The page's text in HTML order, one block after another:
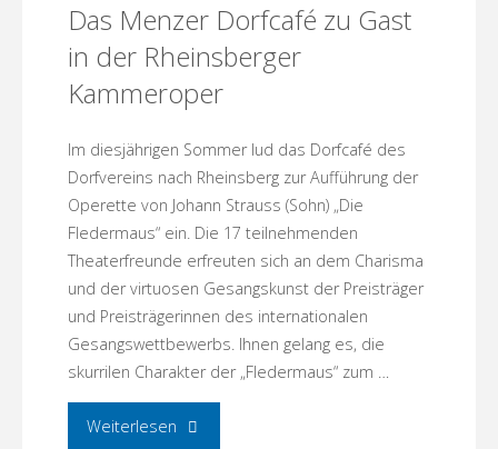
Glienicke"
Das Menzer Dorfcafé zu Gast
in der Rheinsberger
Kammeroper
Im diesjährigen Sommer lud das Dorfcafé des
Dorfvereins nach Rheinsberg zur Aufführung der
Operette von Johann Strauss (Sohn) „Die
Fledermaus“ ein. Die 17 teilnehmenden
Theaterfreunde erfreuten sich an dem Charisma
und der virtuosen Gesangskunst der Preisträger
und Preisträgerinnen des internationalen
Gesangswettbewerbs. Ihnen gelang es, die
skurrilen Charakter der „Fledermaus“ zum …
Weiterlesen "Das